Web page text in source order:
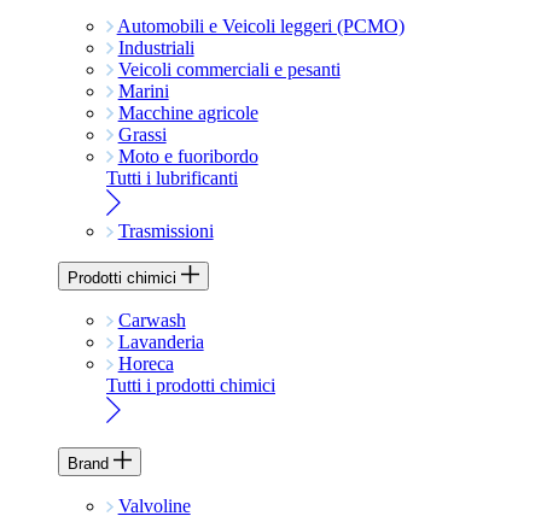
Automobili e Veicoli leggeri (PCMO)
Industriali
Veicoli commerciali e pesanti
Marini
Macchine agricole
Grassi
Moto e fuoribordo
Tutti i lubrificanti
Trasmissioni
Prodotti chimici
Carwash
Lavanderia
Horeca
Tutti i prodotti chimici
Brand
Valvoline